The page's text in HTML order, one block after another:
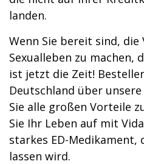
landen.
Wenn Sie bereit sind,
Sexualleben zu machen,
ist jetzt die Zeit!
Deutschland über
Sie alle großen Vorteile
Sie Ihr Leben auf mit
starkes ED-Medikament,
lassen wird.